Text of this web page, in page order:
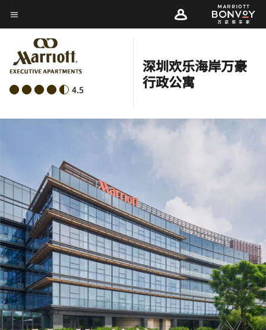
Skip
to
content
菜单文本
4.5
深圳欢乐海岸万豪
行政公寓